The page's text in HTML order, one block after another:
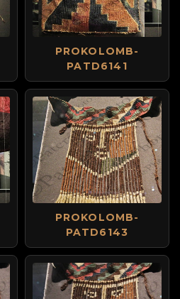
PROKOLOMB-
PATD6141
PROKOLOMB-
PATD6143